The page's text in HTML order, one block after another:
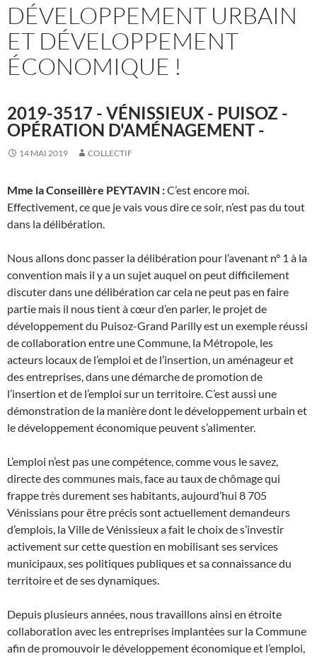
DÉVELOPPEMENT URBAIN
ET DÉVELOPPEMENT
ÉCONOMIQUE !
2019-3517 - VÉNISSIEUX - PUISOZ -
OPÉRATION D'AMÉNAGEMENT -
14 MAI 2019 COLLECTIF
Mme la Conseillère PEYTAVIN :C’est encore moi.
Effectivement, ce que je vais vous dire ce soir, n’est pas du tout
dans la délibération.
Nous allons donc passer la délibération pour l’avenant n° 1 à la
convention mais il y a un sujet auquel on peut difficilement
discuter dans une délibération car cela ne peut pas en faire
partie mais il nous tient à cœur d’en parler, le projet de
développement du Puisoz-Grand Parilly est un exemple réussi
de collaboration entre une Commune, la Métropole, les
acteurs locaux de l’emploi et de l’insertion, un aménageur et
des entreprises, dans une démarche de promotion de
l’insertion et de l’emploi sur un territoire. C’est aussi une
démonstration de la manière dont le développement urbain et
le développement économique peuvent s’alimenter.
L’emploi n’est pas une compétence, comme vous le savez,
directe des communes mais, face au taux de chômage qui
frappe très durement ses habitants, aujourd’hui 8 705
Vénissians pour être précis sont actuellement demandeurs
d’emplois, la Ville de Vénissieux a fait le choix de s’investir
activement sur cette question en mobilisant ses services
municipaux, ses politiques publiques et sa connaissance du
territoire et de ses dynamiques.
Depuis plusieurs années, nous travaillons ainsi en étroite
collaboration avec les entreprises implantées sur la Commune
afin de promouvoir le développement économique et l’emploi,